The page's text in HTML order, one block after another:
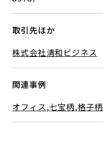
取引先ほか
株式会社清和ビジネス
関連事例
オフィス,七宝柄,格子柄